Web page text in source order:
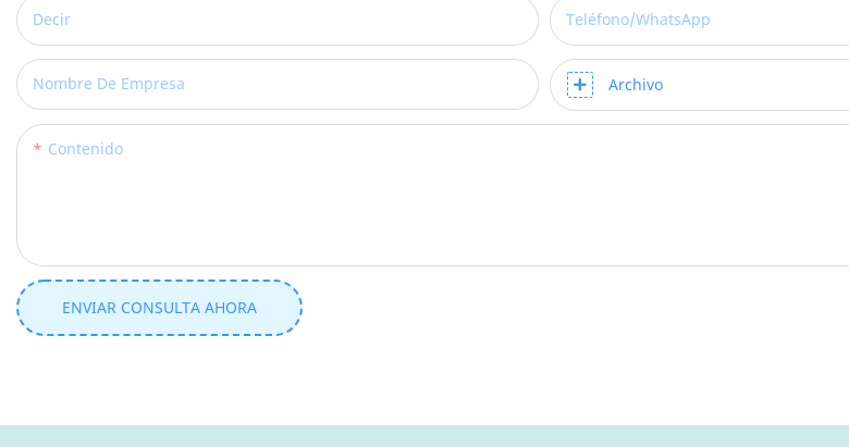
Decir Teléfono/WhatsApp
Nombre De Empresa Archivo
Contenido
ENVIAR CONSULTA AHORA